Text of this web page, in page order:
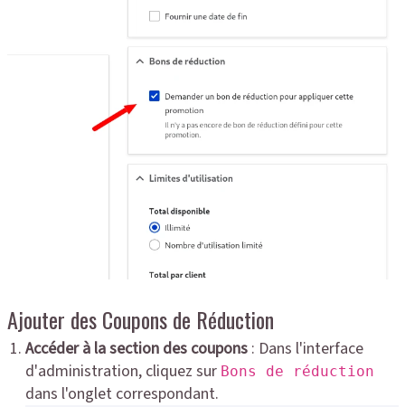
Ajouter des Coupons de Réduction
Accéder à la section des coupons: Dans l'interface
d'administration, cliquez sur Bons de réduction
dans l'onglet correspondant.